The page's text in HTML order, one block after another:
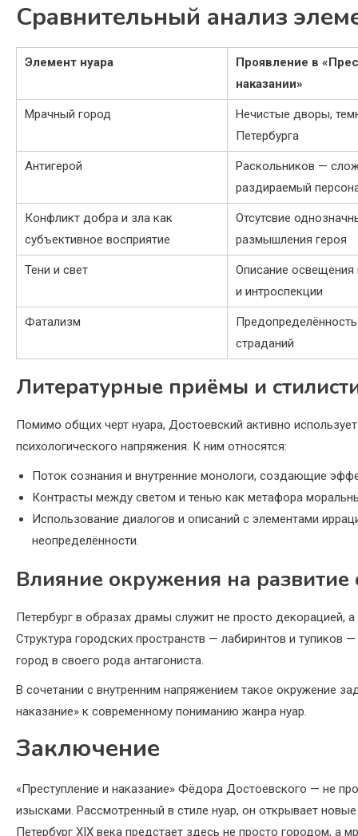
Сравнительный анализ
Элемент нуара
Проявление в
наказании»
Мрачный город
Нечистые дворы,
Петербурга
Антигерой
Раскольников —
раздираемый
Конфликт добра и зла как
субъективное восприятие
Отсутсвие
размышления героя
Тени и свет
Описание освещения
и интроспекции
Фатализм
страданий
Литературные приёмы и
Помимо общих черт нуара, Достоевский активно
психологического напряжения. К ним относятся:
Поток сознания и внутренние монологи, создающие
Контрасты между светом и тенью как метафора
Использование диалогов и описаний с элементами
неопределённости.
Влияние окружения на развитие
Петербург в образах драмы служит не просто
Структура городских пространств — лабиринтов и тупиков
город в своего рода антагониста.
В сочетании с внутренним напряжением такое окружение
наказание» к современному пониманию жанра нуар.
Заключение
«Преступление и наказание» Фёдора Достоевского — не
изысками. Рассмотренный в стиле нуар, он открывает
Петербург XIX века предстает здесь не просто городом,